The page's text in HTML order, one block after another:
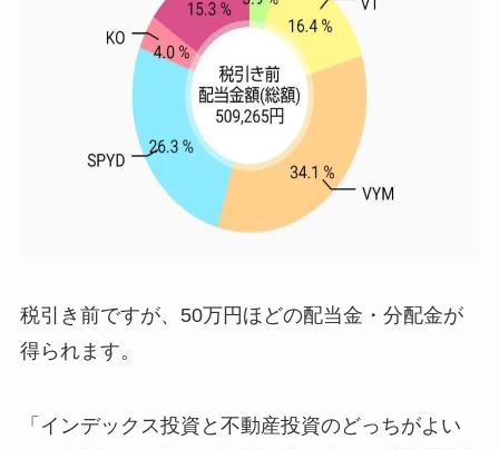
税引き前ですが、50万円ほどの配当金・分配金が
得られます。
「インデックス投資と不動産投資のどっちがよい